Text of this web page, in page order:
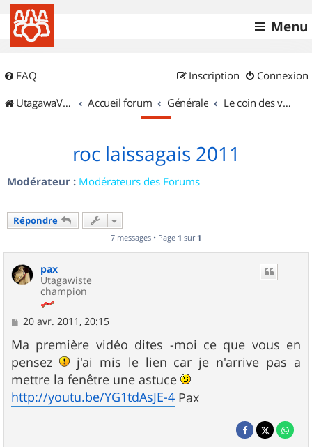
Menu
FAQ Connexion
Inscription
UtagawaVTT (Randos VTT et VTTAE avec traces GPS)
Accueil forum Générale Le coin des vidéastes
roc laissagais 2011
Modérateur : Modérateurs des Forums
Répondre
7 messages • Page 1 sur 1
pax
Utagawiste
champion
M
s
s
a
g
e
20 avr. 2011, 20:15
Ma première vidéo dites -moi ce que vous en
pensez
j'ai mis le lien car je n'arrive pas a
mettre la fenêtre une astuce
http://youtu.be/YG1tdAsJE-4 Pax